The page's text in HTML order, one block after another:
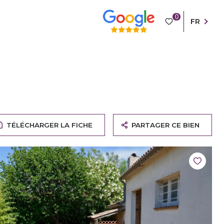
0
FR
TÉLÉCHARGER LA FICHE PARTAGER CE BIEN